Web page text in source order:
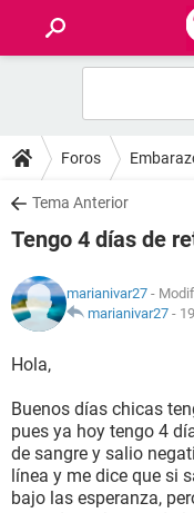
FOROS
SALUD
FAMILIA
NUTRICIÓN
BIENESTAR
SEXUALIDAD
GLOSARIO
Foros
Tema Anterior
Tengo 4 días de
marianivar27 -
marianivar27 -
Hola,
Buenos días chicas
pues ya hoy tengo 4
de sangre y salio
línea y me dice que si
bajo las esperanza,